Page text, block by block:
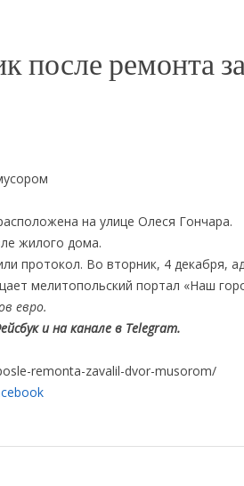
после ремонта
на улице Олеся Гончара.
жилого дома.
протокол. Во вторник, 4 декабря,
мелитопольский портал «Наш
евро.
и на канале в Telegram.
remonta-zavalil-dvor-musorom/